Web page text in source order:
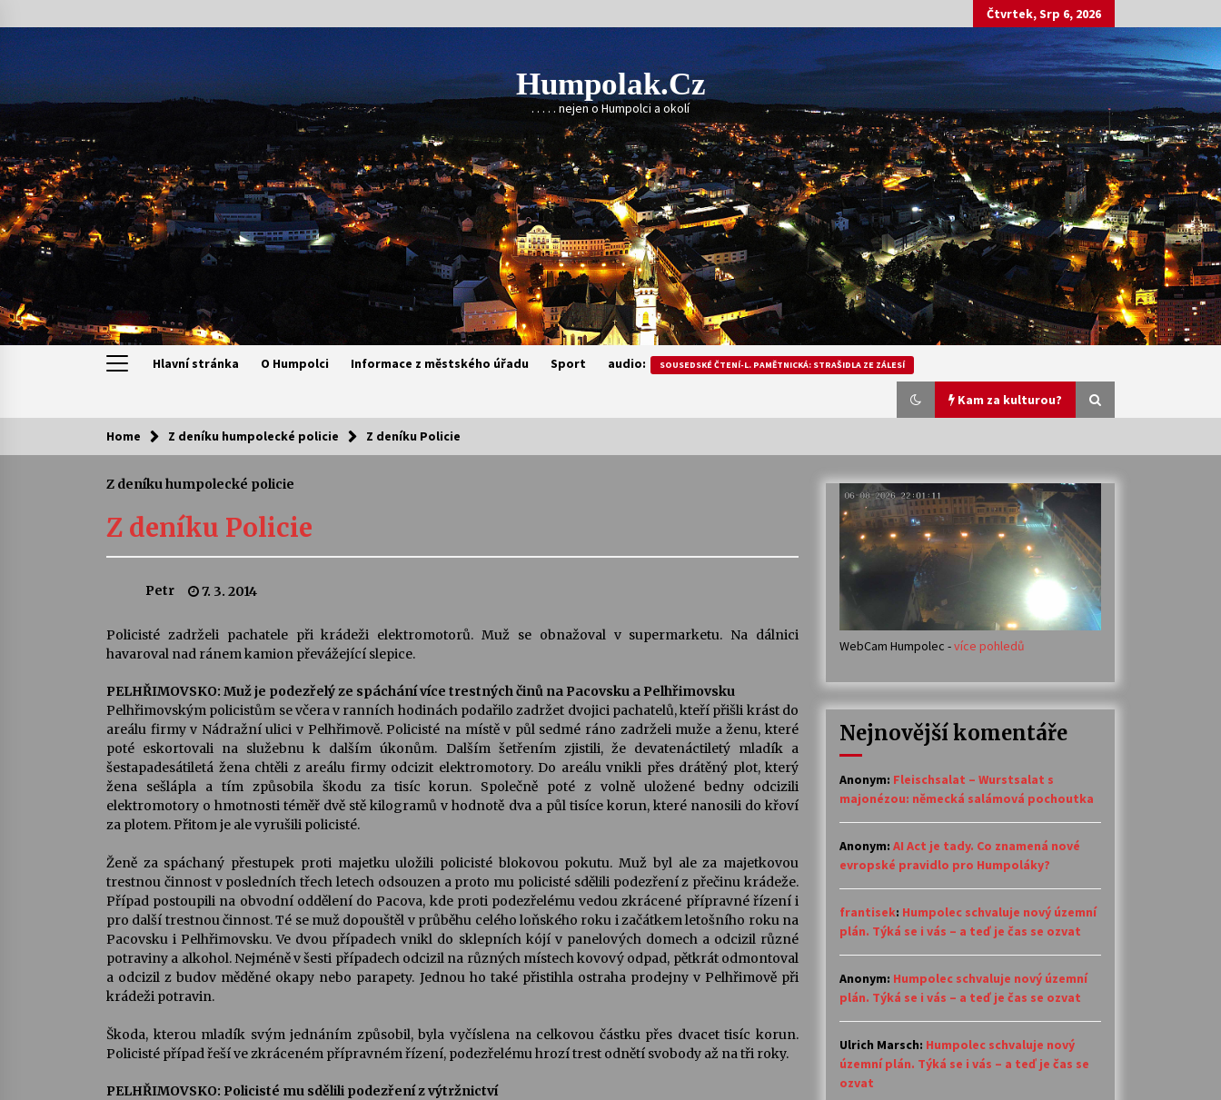
to
content
Čtvrtek, Srp 6, 2026
Humpolak.cz
. . . . . nejen o Humpolci a okolí
Hlavní stránka O Humpolci Informace z městského úřadu Sport audio: SOUSEDSKÉ ČTENÍ-L. PAMĚTNICKÁ: STRAŠIDLA ZE ZÁLESÍ
Kam za kulturou?
Kam za kulturou?
Camerata a Sukuba Ensemble
4. 8. 2026
Veselí muzikanti
30. 7. 2026
Pozvánka na integrační festival
Quijotova šedesátka: 28. 7.–1. 8.
28. 7. 2026
Votavžatský ploty
23. 7. 2026
Miller
22. 7. 2026
17. 7. 2026 14. 7. 2026
Za kulturou kousek za Humpolec. V
Želivě ožije odkaz Josefa Čapka
13. 7. 2026
Varhanní recitál Michala Novenka v
Klášteře Želiv
3. 7. 2026
30. 6. 2026
Home Z deníku humpolecké policie Z deníku Policie
Z deníku humpolecké policie
Z deníku Policie
Petr 7. 3. 2014
Policisté zadrželi pachatele při krádeži elektromotorů. Muž se obnažoval v supermarketu. Na dálnici
havaroval nad ránem kamion převážející slepice.
PELHŘIMOVSKO: Muž je podezřelý ze spáchání více trestných činů na Pacovsku a Pelhřimovsku
Pelhřimovským policistům se včera v ranních hodinách podařilo zadržet dvojici pachatelů, kteří přišli krást do
areálu firmy v Nádražní ulici v Pelhřimově. Policisté na místě v půl sedmé ráno zadrželi muže a ženu, které
poté eskortovali na služebnu k dalším úkonům. Dalším šetřením zjistili, že devatenáctiletý mladík a
šestapadesátiletá žena chtěli z areálu firmy odcizit elektromotory. Do areálu vnikli přes drátěný plot, který
žena sešlápla a tím způsobila škodu za tisíc korun. Společně poté z volně uložené bedny odcizili
elektromotory o hmotnosti téměř dvě stě kilogramů v hodnotě dva a půl tisíce korun, které nanosili do křoví
za plotem. Přitom je ale vyrušili policisté.
Ženě za spáchaný přestupek proti majetku uložili policisté blokovou pokutu. Muž byl ale za majetkovou
trestnou činnost v posledních třech letech odsouzen a proto mu policisté sdělili podezření z přečinu krádeže.
Případ postoupili na obvodní oddělení do Pacova, kde proti podezřelému vedou zkrácené přípravné řízení i
pro další trestnou činnost. Té se muž dopouštěl v průběhu celého loňského roku i začátkem letošního roku na
Pacovsku i Pelhřimovsku. Ve dvou případech vnikl do sklepních kójí v panelových domech a odcizil různé
potraviny a alkohol. Nejméně v šesti případech odcizil na různých místech kovový odpad, pětkrát odmontoval
a odcizil z budov měděné okapy nebo parapety. Jednou ho také přistihla ostraha prodejny v Pelhřimově při
krádeži potravin.
Škoda, kterou mladík svým jednáním způsobil, byla vyčíslena na celkovou částku přes dvacet tisíc korun.
Policisté případ řeší ve zkráceném přípravném řízení, podezřelému hrozí trest odnětí svobody až na tři roky.
PELHŘIMOVSKO: Policisté mu sdělili podezření z výtržnictví
WebCam Humpolec -více pohledů
Nejnovější komentáře
Anonym: Fleischsalat – Wurstsalat s
majonézou: německá salámová pochoutka
Anonym: AI Act je tady. Co znamená nové
evropské pravidlo pro Humpoláky?
frantisek: Humpolec schvaluje nový územní
plán. Týká se i vás – a teď je čas se ozvat
Anonym: Humpolec schvaluje nový územní
plán. Týká se i vás – a teď je čas se ozvat
Ulrich Marsch: Humpolec schvaluje nový
územní plán. Týká se i vás – a teď je čas se
ozvat